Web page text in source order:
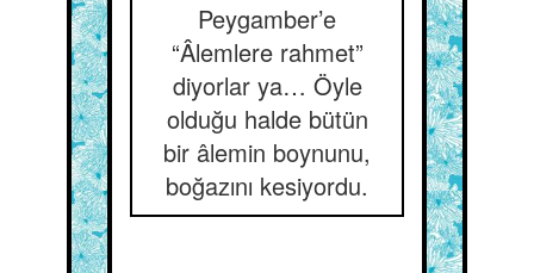
Peygamber’e
“Âlemlere rahmet”
diyorlar ya… Öyle
olduğu halde bütün
bir âlemin boynunu,
boğazını kesiyordu.